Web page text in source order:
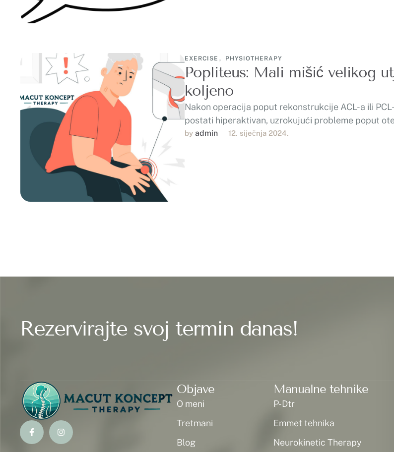
EXERCISE , PHYSIOTHERAPY
Popliteus: Mali mišić velikog
koljeno
Nakon operacija poput rekonstrukcije ACL-a ili
postati hiperaktivan, uzrokujući probleme poput
koljena. Izvještaji …
by admin 12. siječnja 2024.
Rezervirajte svoj termin danas!
Objave
O meni
Tretmani
Blog
Manualne tehnike
P-Dtr
Emmet tehnika
Neurokinetic Therapy